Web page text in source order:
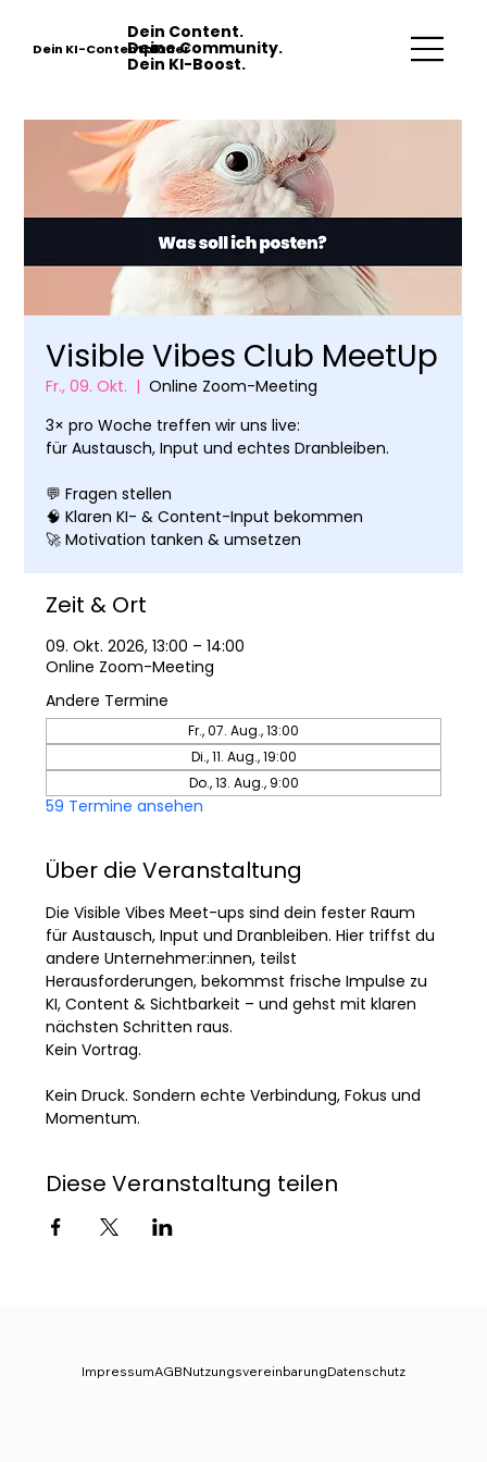
Dein Content.
Deine Community.
Dein KI-Boost.
Dein KI-Contentplaner
Visible Vibes Club MeetUp
Fr., 09. Okt.
  |
Online Zoom-Meeting
3× pro Woche treffen wir uns live:
für Austausch, Input und echtes Dranbleiben.
💬 Fragen stellen
🧠 Klaren KI- & Content-Input bekommen
🚀 Motivation tanken & umsetzen
Zeit & Ort
09. Okt. 2026, 13:00 – 14:00
Online Zoom-Meeting
Andere Termine
Fr., 07. Aug., 13:00
Di., 11. Aug., 19:00
Do., 13. Aug., 9:00
59 Termine ansehen
Über die Veranstaltung
Die Visible Vibes Meet-ups sind dein fester Raum
für Austausch, Input und Dranbleiben. Hier triffst du
andere Unternehmer:innen, teilst
Herausforderungen, bekommst frische Impulse zu
KI, Content & Sichtbarkeit – und gehst mit klaren
nächsten Schritten raus.
Kein Vortrag.
Kein Druck. Sondern echte Verbindung, Fokus und
Momentum.
Diese Veranstaltung teilen
Datenschutz
Nutzungsvereinbarung
AGB
Impressum